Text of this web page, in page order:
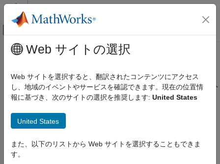
コンテンツへスキップ
オフキャンバス ナビゲーション メ
ドキュメンテーションのホーム
Simulink Check
モデル チェックのカスタマイズ
項目一覧
構文
メインコンテンツ
getReportFileName
ModelAdvisor.runシステムの結果オブジェクトに対するレポート
ファイル名の取得
このページをすべて展開する
構文
getReportFileName(resultObj)
説明
Web サイトの選択
Web サイトを選択すると、翻訳されたコンテンツにアクセス
し、地域のイベントやサービスを確認できます。現在の位置情
報に基づき、次のサイトの選択を推奨します: United States
United States
また、以下のリストから Web サイトを選択することもできま
す。